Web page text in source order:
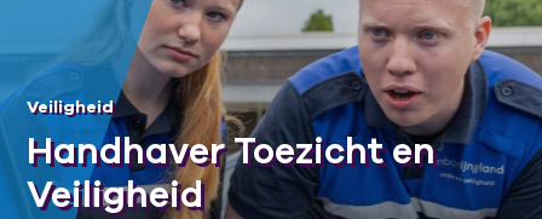
Veiligheid
Handhaver Toezicht en
Veiligheid